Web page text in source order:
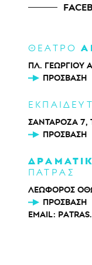
ΘΕΑΤΡΟ
ΠΛ. ΓΕΩΡΓΙΟΥ
ΠΡΌΣΒΑΣΗ
ΣΑΝΤΑΡΟΖΑ 7,
ΠΡΌΣΒΑΣΗ
ΠΑΤΡΑΣ
ΛΕΩΦΟΡΟΣ
ΠΡΌΣΒΑΣΗ
EMAIL: